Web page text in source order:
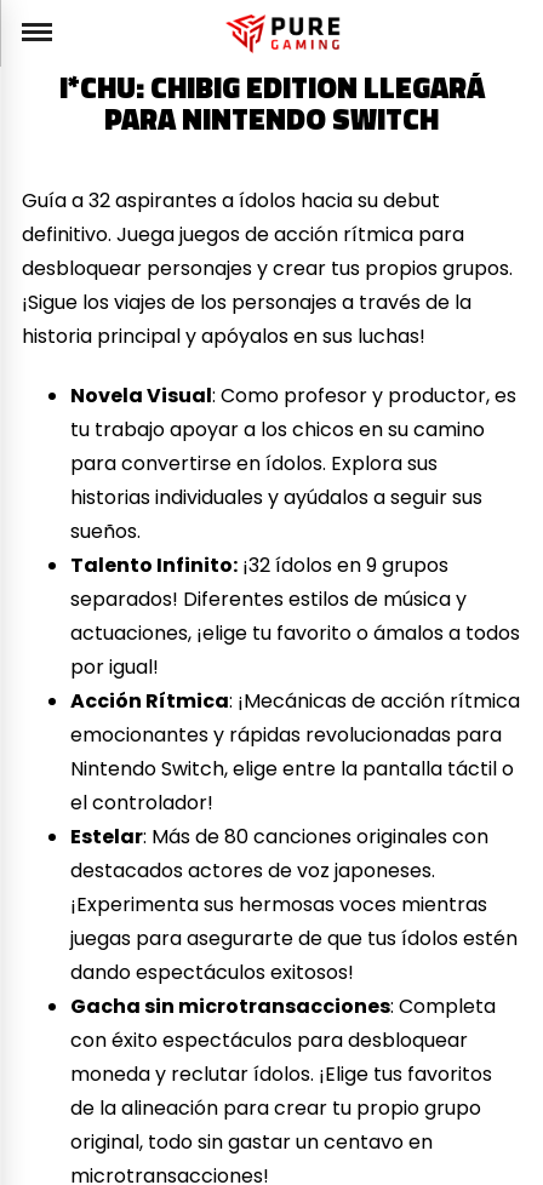
I*CHU: CHIBIG EDITION LLEGARÁ
PARA NINTENDO SWITCH
Guía a 32 aspirantes a ídolos hacia su debut
definitivo. Juega juegos de acción rítmica para
desbloquear personajes y crear tus propios grupos.
¡Sigue los viajes de los personajes a través de la
historia principal y apóyalos en sus luchas!
Novela Visual: Como profesor y productor, es
tu trabajo apoyar a los chicos en su camino
para convertirse en ídolos. Explora sus
historias individuales y ayúdalos a seguir sus
sueños.
Talento Infinito: ¡32 ídolos en 9 grupos
separados! Diferentes estilos de música y
actuaciones, ¡elige tu favorito o ámalos a todos
por igual!
Acción Rítmica: ¡Mecánicas de acción rítmica
emocionantes y rápidas revolucionadas para
Nintendo Switch, elige entre la pantalla táctil o
el controlador!
Estelar: Más de 80 canciones originales con
destacados actores de voz japoneses.
¡Experimenta sus hermosas voces mientras
juegas para asegurarte de que tus ídolos estén
dando espectáculos exitosos!
Gacha sin microtransacciones: Completa
con éxito espectáculos para desbloquear
moneda y reclutar ídolos. ¡Elige tus favoritos
de la alineación para crear tu propio grupo
original, todo sin gastar un centavo en
microtransacciones!